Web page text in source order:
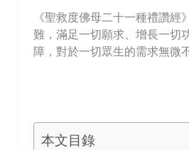
《聖救度佛母二十一種禮讚
難，滿足一切願求、增長一切
障，對於一切眾生的需求無微
本文目錄